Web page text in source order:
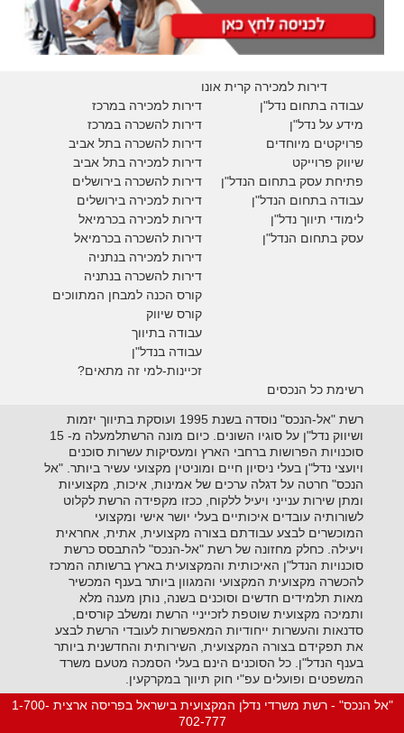
דירות למכירה קרית אונו
דירות למכירה במרכז
דירות להשכרה במרכז
דירות להשכרה בתל אביב
דירות למכירה בתל אביב
דירות להשכרה בירושלים
דירות למכירה בירושלים
דירות למכירה בכרמיאל
דירות להשכרה בכרמיאל
דירות למכירה בנתניה
דירות להשכרה בנתניה
קורס הכנה למבחן המתווכים
קורס שיווק
עבודה בתיווך
עבודה בנדל"ן
זכיינות-למי זה מתאים?
עבודה בתחום נדל"ן
מידע על נדל"ן
פרויקטים מיוחדים
שיווק פרוייקט
פתיחת עסק בתחום הנדל"ן
עבודה בתחום הנדל"ן
לימודי תיווך נדל"ן
עסק בתחום הנדל"ן
רשימת כל הנכסים
רשת "אל-הנכס" נוסדה בשנת 1995 ועוסקת בתיווך יזמות
ושיווק נדל"ן על סוגיו השונים. כיום מונה הרשתלמעלה מ- 15
סוכנויות הפרושות ברחבי הארץ ומעסיקות עשרות סוכנים
ויועצי נדל"ן בעלי ניסיון חיים ומוניטין מקצועי עשיר ביותר. "אל
הנכס" חרטה על דגלה ערכים של אמינות, איכות, מקצועיות
ומתן שירות ענייני ויעיל ללקוח, ככזו מקפידה הרשת לקלוט
לשורותיה עובדים איכותיים בעלי יושר אישי ומקצועי
המוכשרים לבצע עבודתם בצורה מקצועית, אתית, אחראית
ויעילה. כחלק מחזונה של רשת "אל-הנכס" להתבסס כרשת
סוכנויות הנדל"ן האיכותית והמקצועית בארץ ברשותה המרכז
להכשרה מקצועית המקצועי והמגוון ביותר בענף המכשיר
מאות תלמידים חדשים וסוכנים בשנה, נותן מענה מלא
ותמיכה מקצועית שוטפת לזכייניי הרשת ומשלב קורסים,
סדנאות והעשרות ייחודיות המאפשרות לעובדי הרשת לבצע
את תפקידם בצורה המקצועית, השירותית והחדשנית ביותר
בענף הנדל"ן. כל הסוכנים הינם בעלי הסמכה מטעם משרד
המשפטים ופועלים עפ"י חוק תיווך במקרקעין.
"אל הנכס" - רשת משרדי נדלן המקצועית בישראל בפריסה ארצית 1-700-
702-777